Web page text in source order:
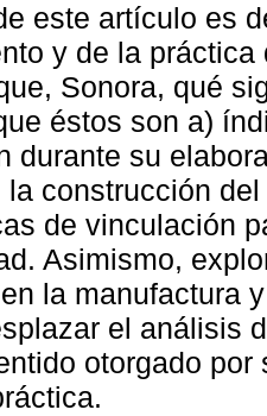
este artículo es
y de la
Sonora, qué
éstos son a)
durante su
construcción
de vinculación
Asimismo,
la manufactura
el análisis
otorgado